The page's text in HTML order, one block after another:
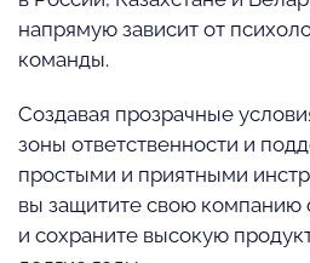
напрямую зависит от
команды.
Создавая прозрачные
зоны ответственности и
простыми и приятными
вы защитите свою компанию
и сохраните высокую